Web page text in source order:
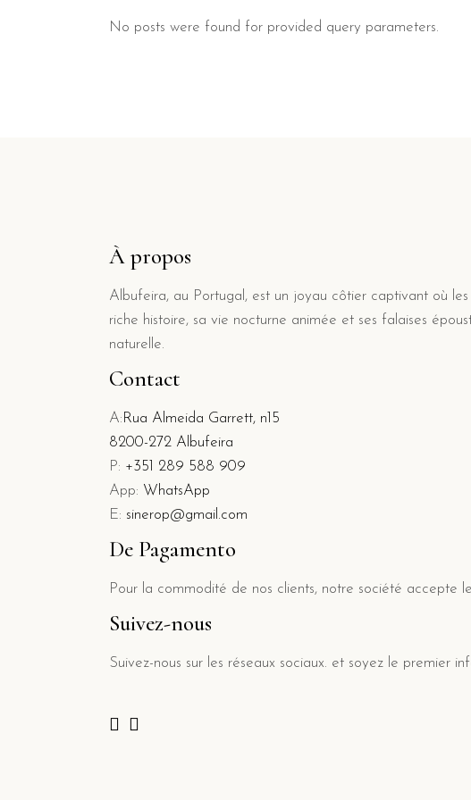
No posts were found for provided query parameters.
À propos
Albufeira, au Portugal, est un joyau côtier captivant où
riche histoire, sa vie nocturne animée et ses falaises
naturelle.
Contact
A: Rua Almeida Garrett, n15
8200-272 Albufeira
P: +351 289 588 909
App: WhatsApp
E: sinerop@gmail.com
De Pagamento
Pour la commodité de nos clients, notre société accepte
Suivez-nous
Suivez-nous sur les réseaux sociaux. et soyez le